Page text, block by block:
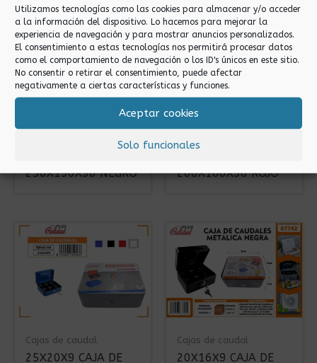
Utilizamos tecnologías como las cookies para almacenar y/o acceder
a la información del dispositivo. Lo hacemos para mejorar la
experiencia de navegación y para mostrar anuncios personalizados.
El consentimiento a estas tecnologías nos permitirá procesar datos
como el comportamiento de navegación o los ID's únicos en este sitio.
No consentir o retirar el consentimiento, puede afectar
negativamente a ciertas características y funciones.
Aceptar cookies
Solo funcionales
250X190X90 NEGRO
Cajas de caudal
200X160X90 ROJO
Cajas de caudal
25X20X9 CAJA DE
Cajas de caudal
20X16X9 CAJA DE